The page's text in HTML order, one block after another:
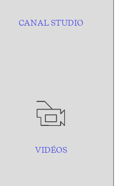
CANAL STUDIO
VIDÉOS